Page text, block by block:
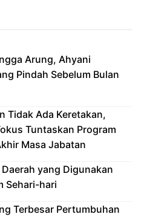
Arung, Ahyani
Pindah Sebelum Bulan
Tidak Ada Keretakan,
Tuntaskan Program
Masa Jabatan
Daerah yang Digunakan
Sehari-hari
Terbesar Pertumbuhan